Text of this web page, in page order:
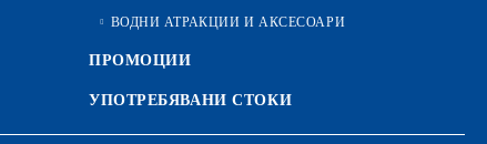
ВОДНИ АТРАКЦИИ И АКСЕСОАРИ
ПРОМОЦИИ
УПОТРЕБЯВАНИ СТОКИ